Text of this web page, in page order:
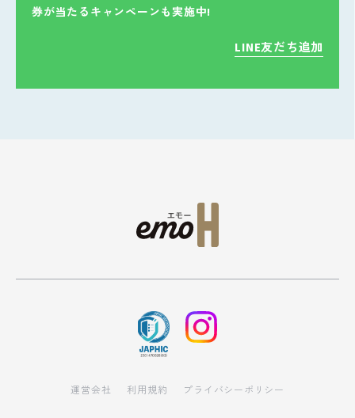
券が当たるキャンペーンも実施中!
LINE友だち追加
運営会社 利用規約 プライバシーポリシー